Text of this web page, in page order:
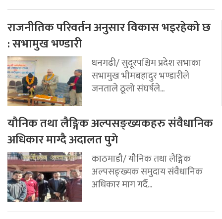
राजनीतिक परिवर्तन अनुसार विकास भइरहेको छ
: सभामुख भण्डारी
धनगढी/ सुदूरपश्चिम प्रदेश सभाका
सभामुख भीमबहादुर भण्डारीले
जनताले ठूलो संघर्षले...
यौनिक तथा लैङ्गिक अल्पसङ्ख्यकहरु संवैधानिक
अधिकार माग्दै अदालत पुगे
काठमाडौ/ यौनिक तथा लैङ्गिक
अल्पसङ्ख्यक समुदाय संवैधानिक
अधिकार माग गर्दै...